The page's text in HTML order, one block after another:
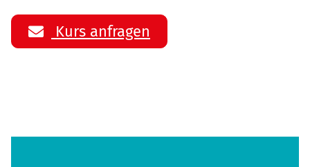
Kurs anfragen